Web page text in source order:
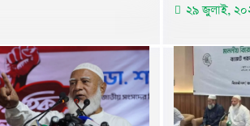
২৯ জুলাই,